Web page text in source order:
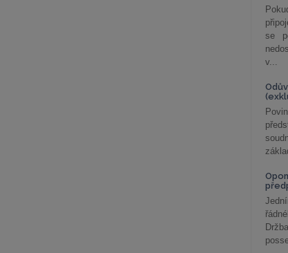
se
v...